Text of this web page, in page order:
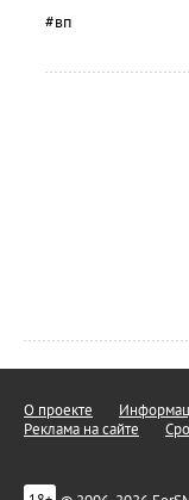
#вп
О проекте
Реклама на сайте